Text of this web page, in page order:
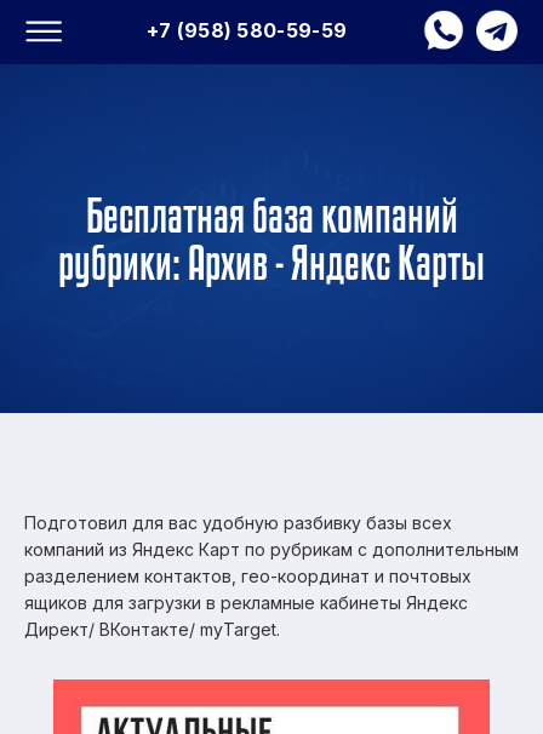
+7 (958) 580-59-59
Бесплатная база компаний
рубрики: Архив - Яндекс Карты
Подготовил для вас удобную разбивку базы всех
компаний из Яндекс Карт по рубрикам с дополнительным
разделением контактов, гео-координат и почтовых
ящиков для загрузки в рекламные кабинеты Яндекс
Директ/ ВКонтакте/ myTarget.